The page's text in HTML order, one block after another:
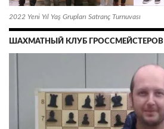
2022 Yeni Yıl Yaş Grupları Satranç Turnuvası
ШАХМАТНЫЙ КЛУБ ГРОССМЕЙСТЕРОВ